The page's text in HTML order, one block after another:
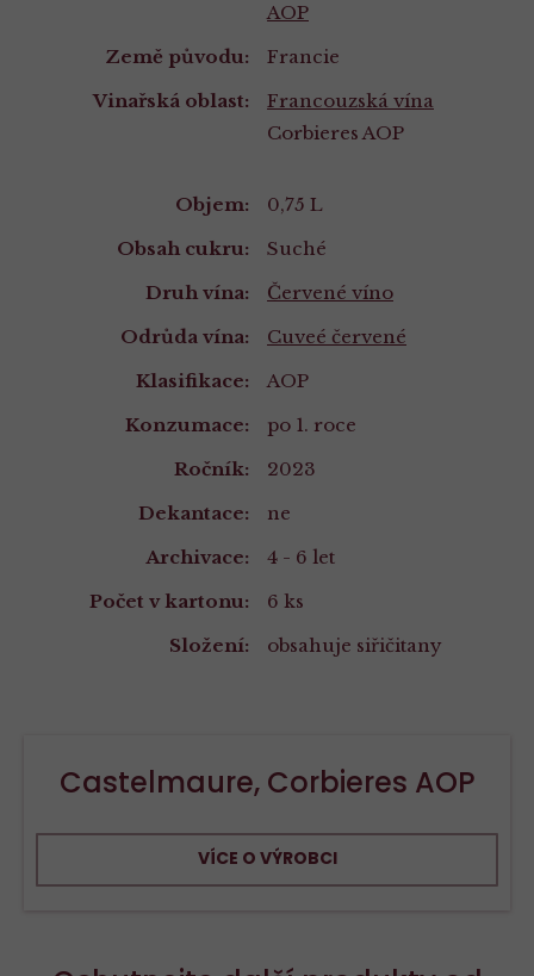
AOP
Země původu:
Francie
Vinařská oblast:
Francouzská vína
Corbieres AOP
Objem:
0,75 L
Obsah cukru:
Suché
Druh vína:
Červené víno
Odrůda vína:
Cuveé červené
Klasifikace:
AOP
Konzumace:
po 1. roce
Ročník:
2023
Dekantace:
ne
Archivace:
4 - 6 let
Počet v kartonu:
6 ks
Složení:
obsahuje siřičitany
Castelmaure, Corbieres AOP
VÍCE O VÝROBCI